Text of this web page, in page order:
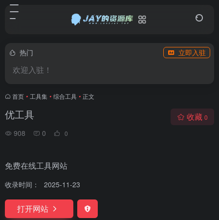
热门 立即入驻
欢迎入驻！
首页 • 工具集 • 综合工具 • 正文
优工具
908 0 0
收藏 0
免费在线工具网站
收录时间： 2025-11-23
打开网站